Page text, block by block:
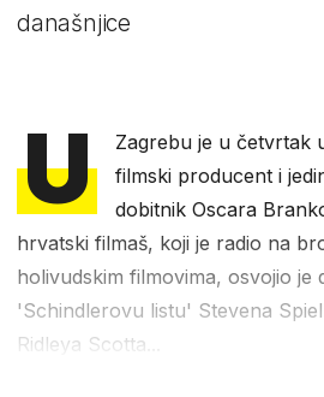
današnjice
U
Zagrebu je u četvrtak
filmski producent i
dobitnik Oscara
hrvatski filmaš, koji je radio na
holivudskim filmovima, osvojio je
'Schindlerovu listu' Stevena
Ridleya Scotta...